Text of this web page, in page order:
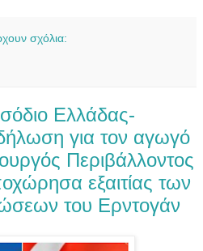
σχόλια:
Ελλάδας-
για τον αγωγό
Περιβάλλοντος
εξαιτίας των
του Ερντογάν